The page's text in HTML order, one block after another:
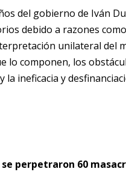
del gobierno de Iván
debido a razones
unilateral del
lo componen, los
ineficacia y
perpetraron 60